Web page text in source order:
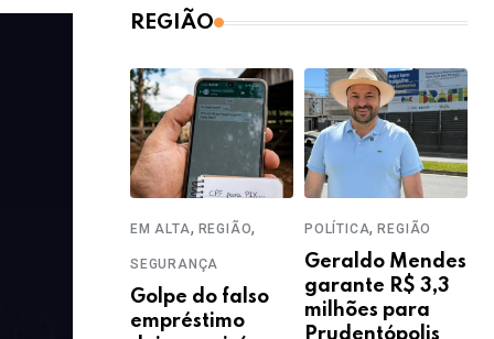
REGIÃO
EM ALTA, REGIÃO,
SEGURANÇA
Golpe do falso
empréstimo
POLÍTICA,REGIÃO
Geraldo Mendes
garante R$ 3,3
milhões para
Prudentópolis